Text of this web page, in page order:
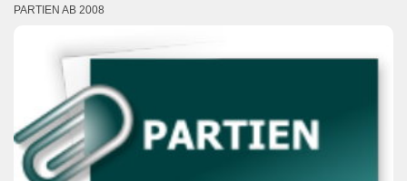
PARTIEN AB 2008